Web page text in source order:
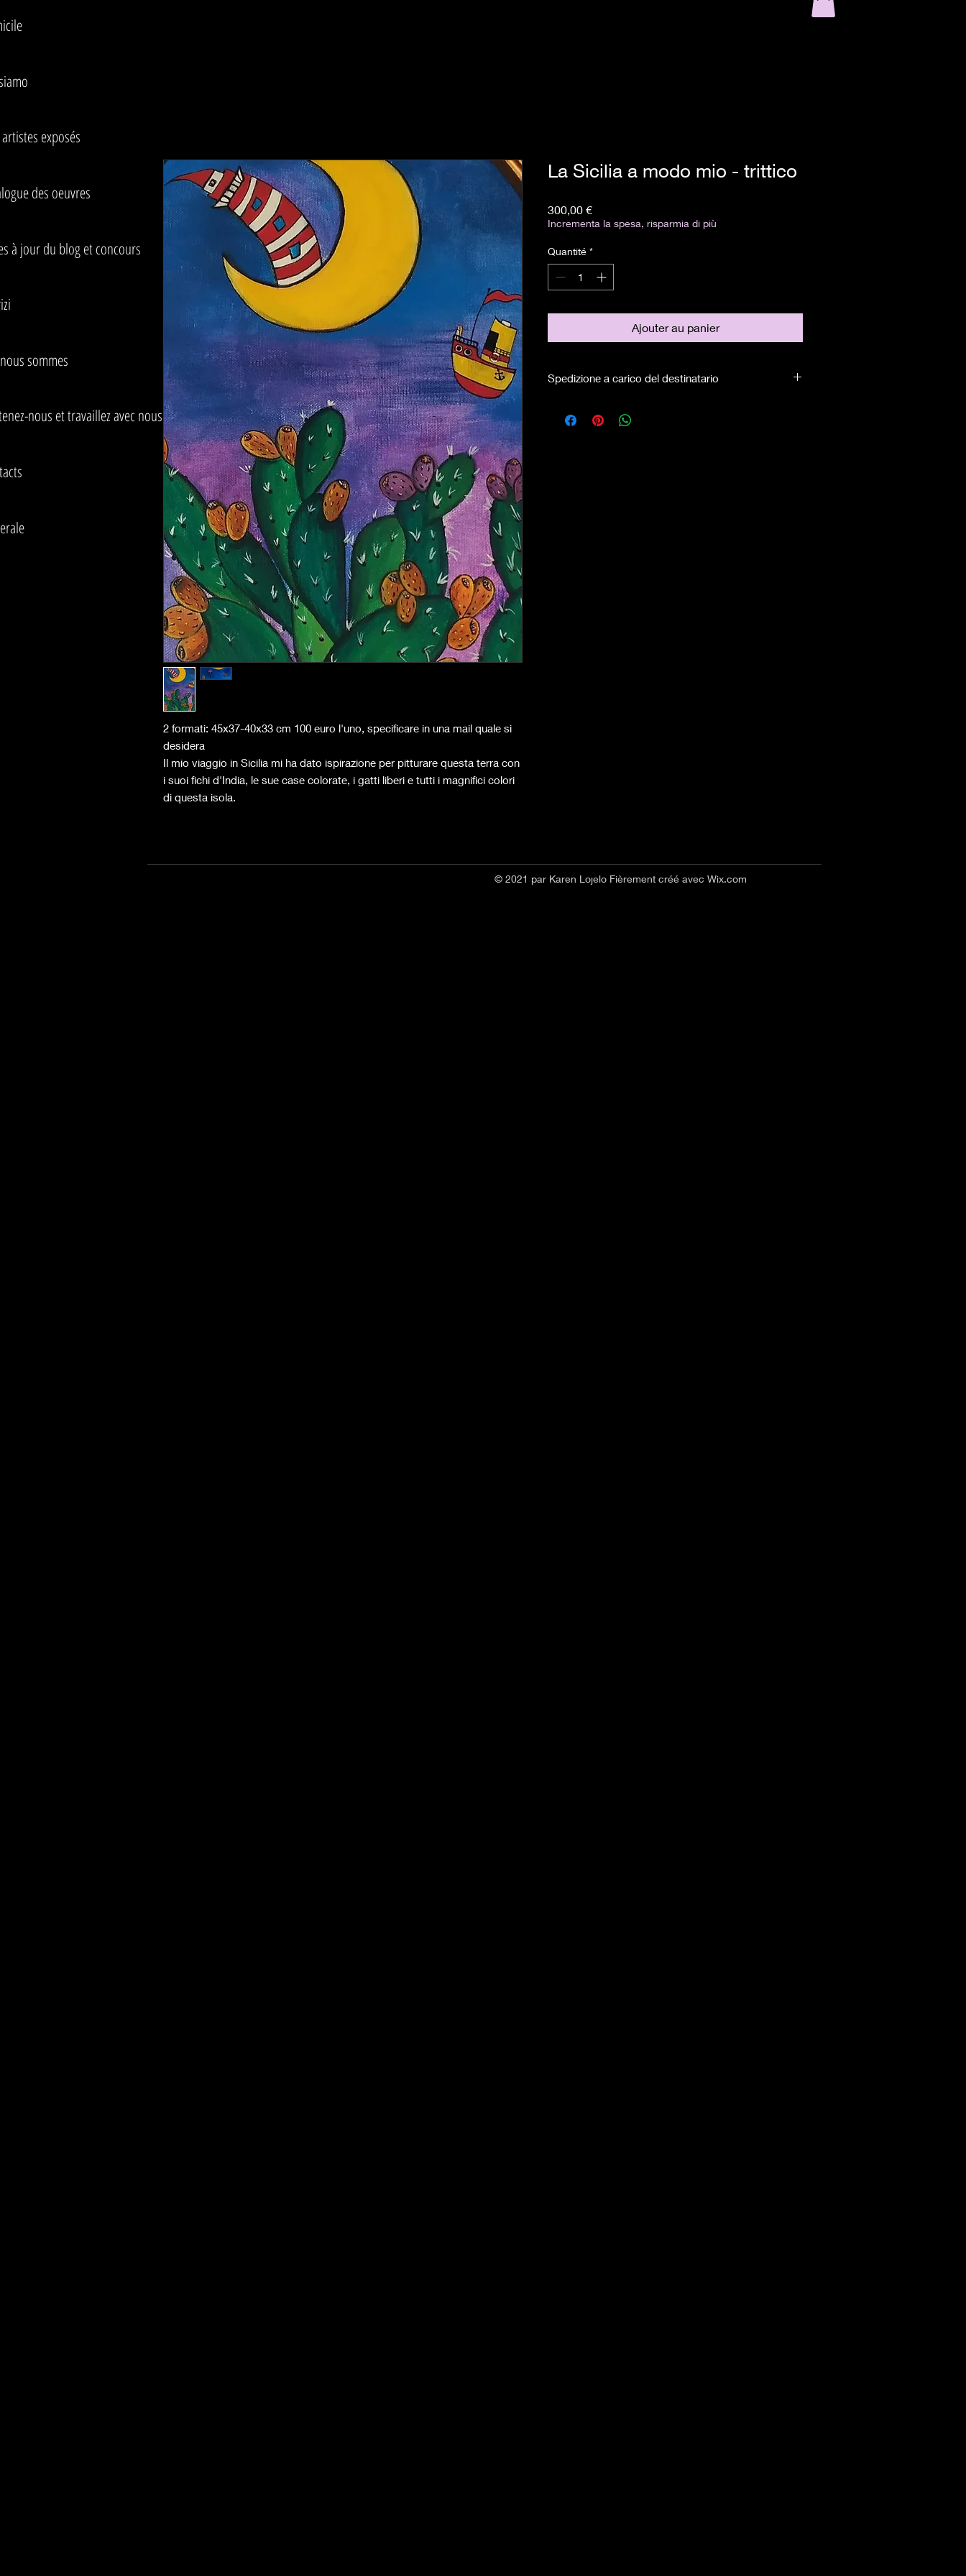
2 formati: 45x37-40x33 cm 100 euro l'uno, specificare in una mail quale si
desidera
Il mio viaggio in Sicilia mi ha dato ispirazione per pitturare questa terra con
i suoi fichi d'India, le sue case colorate, i gatti liberi e tutti i magnifici colori
di questa isola.
La Sicilia a modo mio - trittico
300,00 €Prix
Incrementa la spesa, risparmia di più
Quantité *
Ajouter au panier
Spedizione a carico del destinatario
exposés
des oeuvres
à jour du blog et concours
sommes
nous et travaillez avec nous
© 2021 par Karen Lojelo Fièrement créé avec Wix.com